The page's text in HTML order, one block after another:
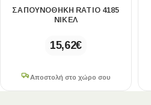
ΣΑΠΟΥΝΟΘΗΚΗ RATIO 4185
ΝΙΚΕΛ
15,62€
Αποστολή στο χώρο σου